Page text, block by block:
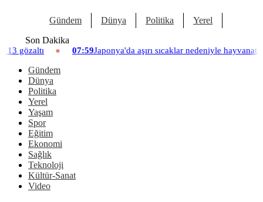
Gündem Dünya Politika Yerel
Son Dakika
07:59Japonya'da aşırı sıcaklar nedeniyle hayvanat bahçesinde üç
Gündem
Dünya
Politika
Yerel
Yaşam
Spor
Eğitim
Ekonomi
Sağlık
Teknoloji
Kültür-Sanat
Video